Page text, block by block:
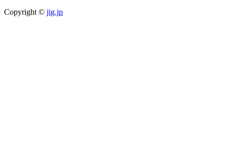
Copyright © jig.jp